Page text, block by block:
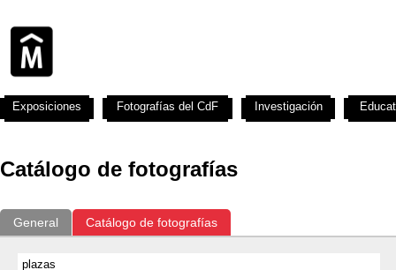
Catálogo de fotografías
General Catálogo de fotografías
Exposiciones Fotografías del CdF Investigación